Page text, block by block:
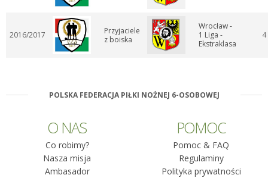
2016/2017
Przyjaciele
z boiska
Wrocław -
1 Liga -
Ekstraklasa
4
POLSKA FEDERACJA PIŁKI NOŻNEJ 6-OSOBOWEJ
O NAS
Co robimy?
Nasza misja
Ambasador
POMOC
Pomoc & FAQ
Regulaminy
Polityka prywatności